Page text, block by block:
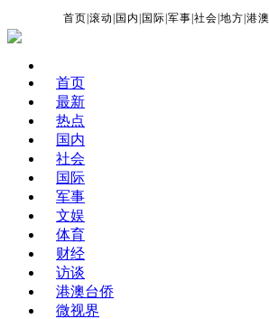
首页 |滚动 国内 国际 |军事 |社会 |地方 |港澳
首页
最新
热点
国内
社会
国际
军事
文娱
体育
财经
访谈
港澳台侨
微视界